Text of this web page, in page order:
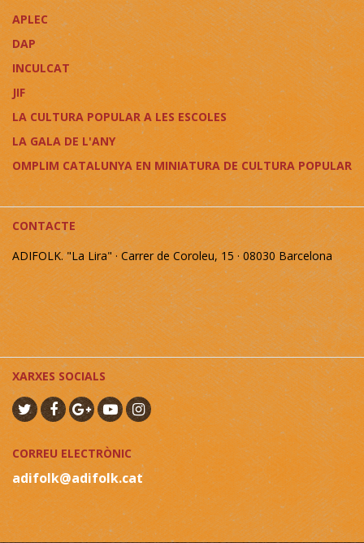
APLEC
DAP
INCULCAT
JIF
LA CULTURA POPULAR A LES ESCOLES
LA GALA DE L'ANY
OMPLIM CATALUNYA EN MINIATURA DE CULTURA POPULAR
CONTACTE
ADIFOLK. "La Lira" · Carrer de Coroleu, 15 · 08030 Barcelona
XARXES SOCIALS
CORREU ELECTRÒNIC
adifolk@adifolk.cat